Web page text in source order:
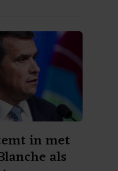
in met
als